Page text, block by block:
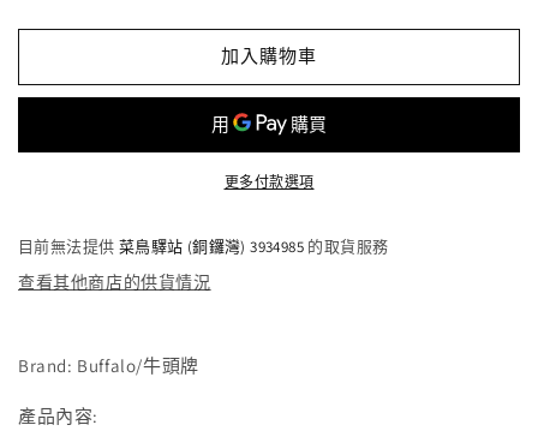
II
不
加
厚
木
雙
II
不
加
厚
木
加入購物車
更多付款選項
目前無法提供 菜鳥驛站 (銅鑼灣) 3934985 的取貨服務
查看其他商店的供貨情況
Brand: Buffalo/牛頭牌
產品內容: